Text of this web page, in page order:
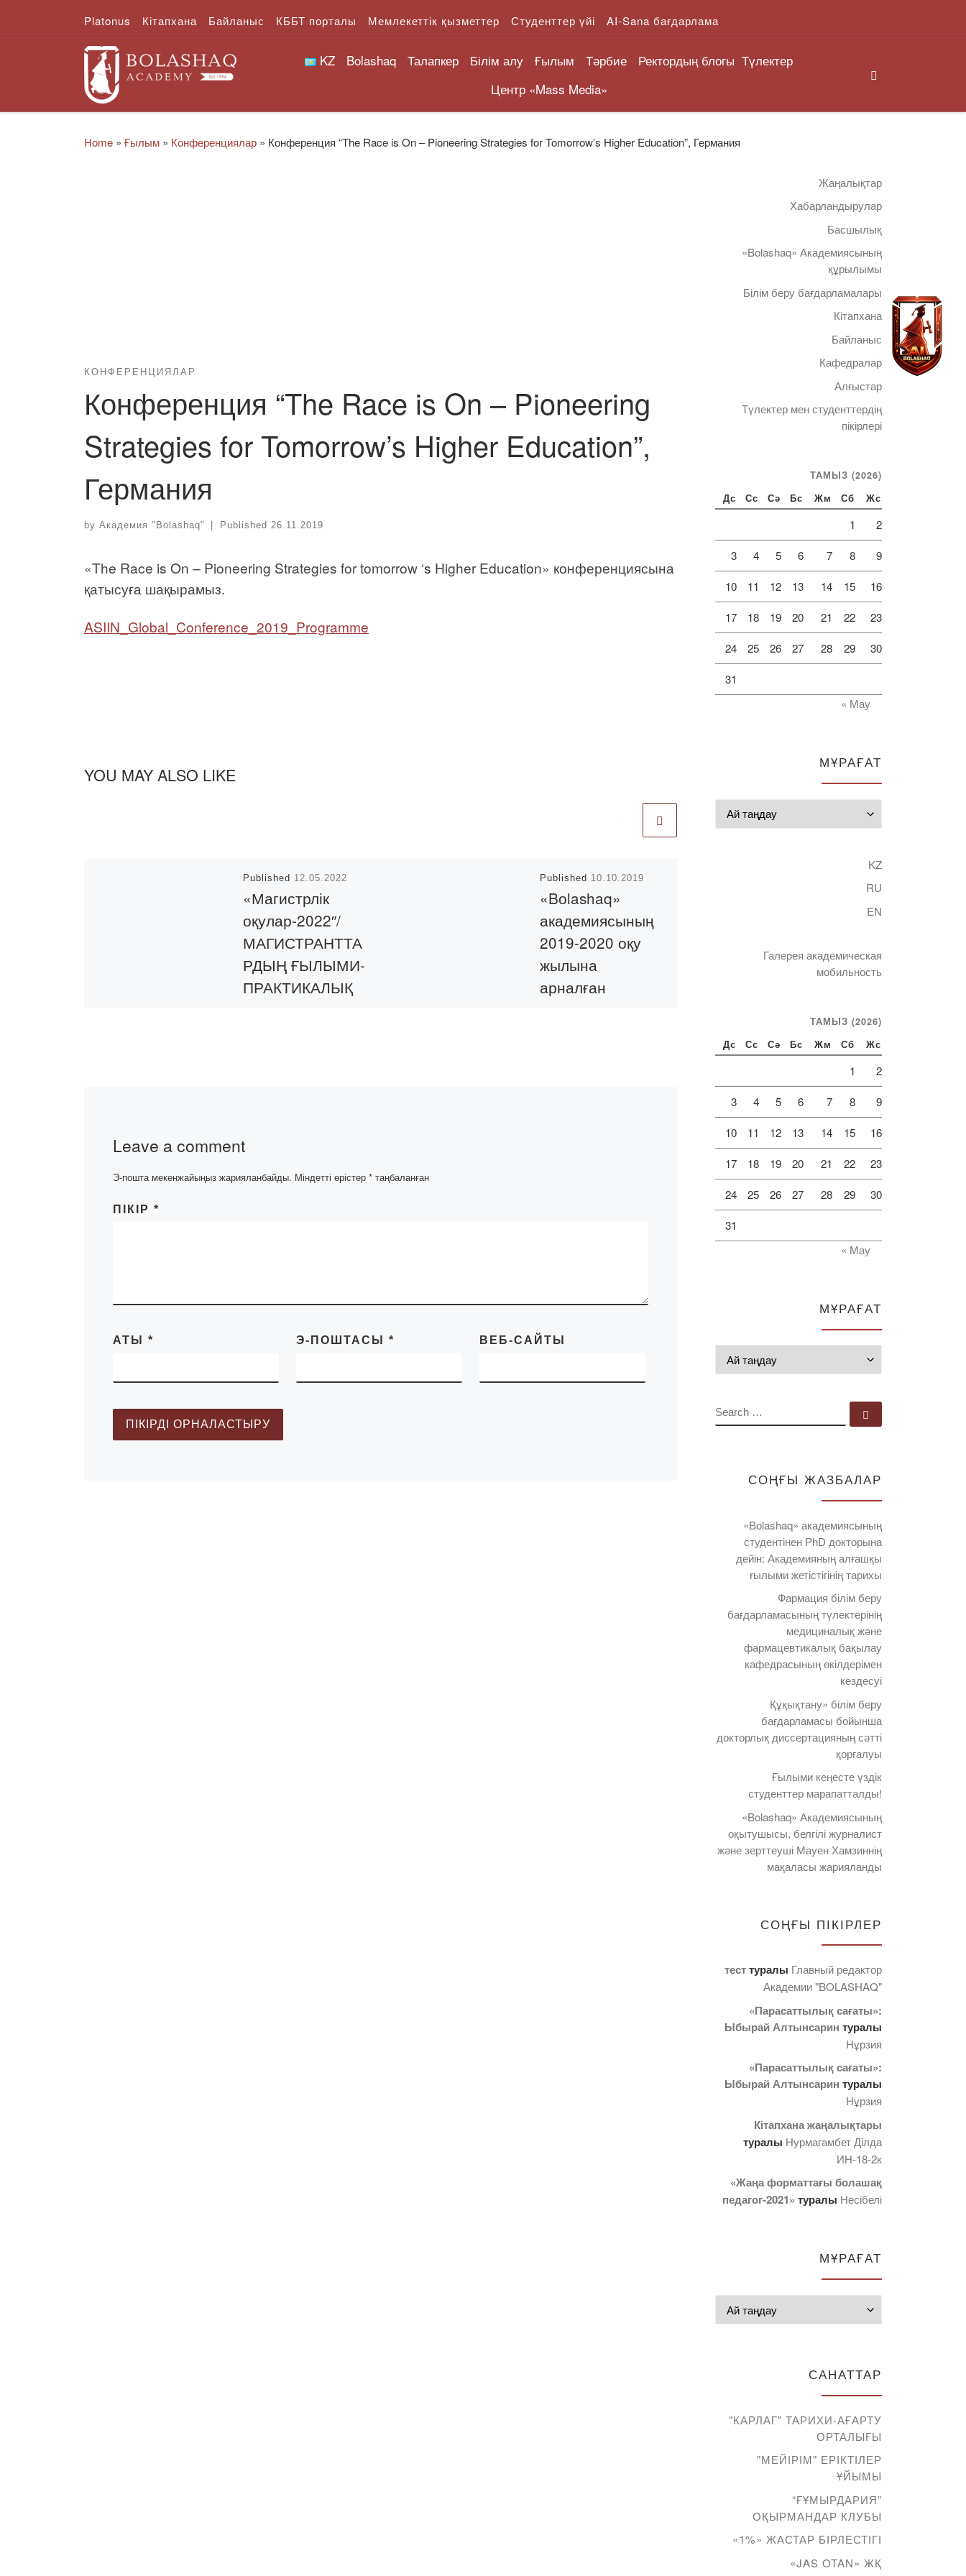
Skip to contentPlatonus Кітапхана Байланыс КББТ порталы Мемлекеттік қызметтер Студенттер үйі AI-Sana бағдарлама
KZ Bolashaq Талапкер Білім алу Ғылым Тәрбие Ректордың блогы Түлектер
Центр «Mass Media»
Home » Ғылым » Конференциялар » Конференция “The Race is On – Pioneering Strategies for Tomorrow’s Higher Education”, Германия
КОНФЕРЕНЦИЯЛАР
Конференция “The Race is On – Pioneering
Strategies for Tomorrow’s Higher Education”,
Германия
by Академия "Bolashaq" Published 26.11.2019
«The Race is On – Pioneering Strategies for tomorrow ‘s Higher Education» конференциясына
қатысуға шақырамыз.
ASIIN_Global_Conference_2019_Programme
YOU MAY ALSO LIKE
Published 12.05.2022
«Магистрлік
оқулар-2022″/
МАГИСТРАНТТА
РДЫҢ ҒЫЛЫМИ-
ПРАКТИКАЛЫҚ
D0%A1%D0%91%D0%9E
98%D0%9A-
A0-2022-pdf.pdf
Published 10.10.2019
«Bоlashaq»
академиясының
2019-2020 оқу
жылына
арналған
Абай оқуларына
шақыру
Е. А. Бөкетов ҚарМУ-де
2019 жылы 6
Құнанбайұлының 175
жылдығына арналған
«Абай оқуларына»
шақырады. Салынудағы
іс-шаралар туралы
ақпарат:
Leave a comment
Э-пошта мекенжайыңыз жарияланбайды. Міндетті өрістер * таңбаланған
ПІКІР *
АТЫ * Э-ПОШТАСЫ * ВЕБ-САЙТЫ
Жаңалықтар
Хабарландырулар
Басшылық
«Bolashaq» Академиясының
құрылымы
Білім беру бағдарламалары
Кітапхана
Байланыс
Кафедралар
Алғыстар
Түлектер мен студенттердің
пікірлері
ТАМЫЗ (2026)
Дс Сс Сә Бс Жм Сб Жс
1 2
3 4 5 6 7 8 9
10 11 12 13 14 15 16
17 18 19 20 21 22 23
24 25 26 27 28 29 30
31
« Мау
МҰРАҒАТ
KZ
RU
EN
Галерея академическая
мобильность
ТАМЫЗ (2026)
Дс Сс Сә Бс Жм Сб Жс
1 2
3 4 5 6 7 8 9
10 11 12 13 14 15 16
17 18 19 20 21 22 23
24 25 26 27 28 29 30
31
« Мау
МҰРАҒАТ
SEARCH
СОҢҒЫ ЖАЗБАЛАР
«Bolashaq» академиясының
студентінен PhD докторына
дейін: Академияның алғашқы
ғылыми жетістігінің тарихы
Фармация білім беру
бағдарламасының түлектерінің
медициналық және
фармацевтикалық бақылау
кафедрасының өкілдерімен
кездесуі
Құқықтану» білім беру
бағдарламасы бойынша
докторлық диссертацияның сәтті
қорғалуы
Ғылыми кеңесте үздік
студенттер марапатталды!
«Bolashaq» Академиясының
оқытушысы, белгілі журналист
және зерттеуші Мауен Хамзиннің
мақаласы жарияланды
СОҢҒЫ ПІКІРЛЕР
тесттуралы Главный редактор
Академии "BOLASHAQ"
«Парасаттылық сағаты»:
Ыбырай Алтынсарин туралы
Нұрзия
«Парасаттылық сағаты»:
Ыбырай Алтынсарин туралы
Нұрзия
Кітапхана жаңалықтары
туралы Нурмагамбет Дiлда
ИН-18-2к
«Жаңа форматтағы болашақ
педагог-2021» туралы Несібелі
МҰРАҒАТ
САНАТТАР
"КАРЛАГ" ТАРИХИ-АҒАРТУ
ОРТАЛЫҒЫ
"МЕЙІРІМ" ЕРІКТІЛЕР
ҰЙЫМЫ
“ҒҰМЫРДАРИЯ”
ОҚЫРМАНДАР КЛУБЫ
«1%» ЖАСТАР БІРЛЕСТІГІ
«JAS OTAN» ЖҚ
Telegram